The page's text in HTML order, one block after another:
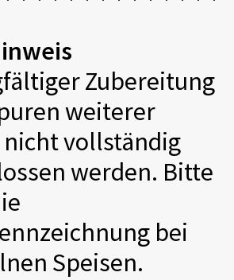
Zubereitung
weiterer
vollständig
werden. Bitte
bei
Speisen.